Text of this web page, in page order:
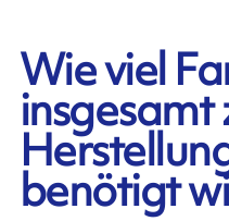
Wie viel
insgesamt
benötigt